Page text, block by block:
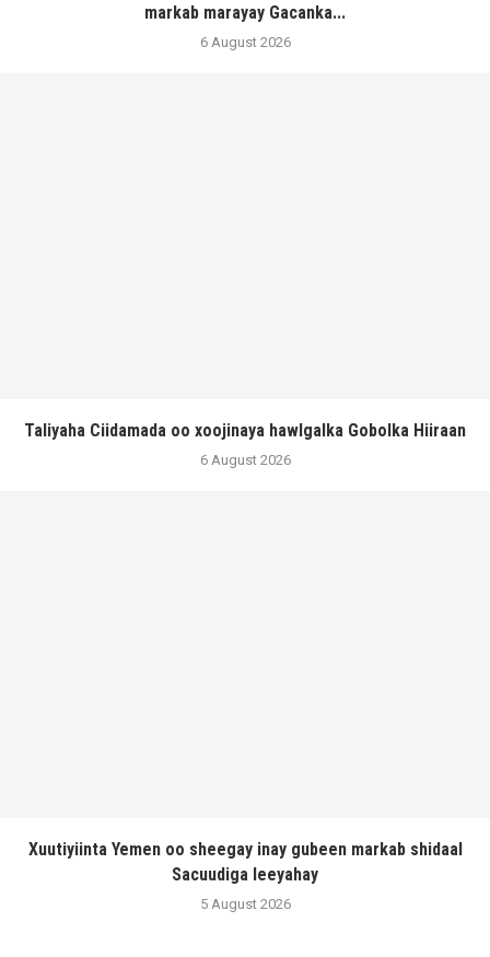
markab marayay Gacanka...
6 August 2026
Taliyaha Ciidamada oo xoojinaya hawlgalka Gobolka Hiiraan
6 August 2026
Xuutiyiinta Yemen oo sheegay inay gubeen markab shidaal
Sacuudiga leeyahay
5 August 2026